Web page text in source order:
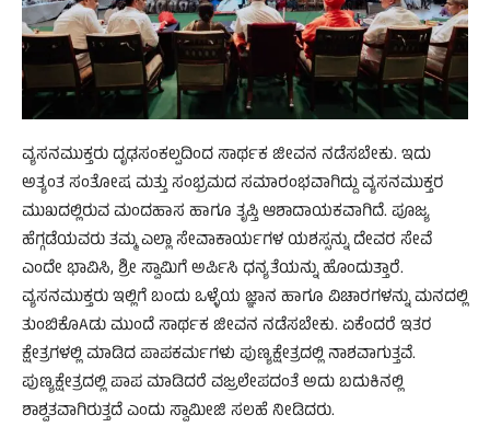
ವ್ಯಸನಮುಕ್ತರು ದೃಢಸಂಕಲ್ಪದಿಂದ ಸಾರ್ಥಕ ಜೀವನ ನಡೆಸಬೇಕು. ಇದು
ಅತ್ಯಂತ ಸಂತೋಷ ಮತ್ತು ಸಂಭ್ರಮದ ಸಮಾರಂಭವಾಗಿದ್ದು ವ್ಯಸನಮುಕ್ತರ
ಮುಖದಲ್ಲಿರುವ ಮಂದಹಾಸ ಹಾಗೂ ತೃಪ್ತಿ ಆಶಾದಾಯಕವಾಗಿದೆ. ಪೂಜ್ಯ
ಹೆಗ್ಗಡೆಯವರು ತಮ್ಮ ಎಲ್ಲಾ ಸೇವಾಕಾರ್ಯಗಳ ಯಶಸ್ಸನ್ನು ದೇವರ ಸೇವೆ
ಎಂದೇ ಭಾವಿಸಿ, ಶ್ರೀ ಸ್ವಾಮಿಗೆ ಅರ್ಪಿಸಿ ಧನ್ಯತೆಯನ್ನು ಹೊಂದುತ್ತಾರೆ.
ವ್ಯಸನಮುಕ್ತರು ಇಲ್ಲಿಗೆ ಬಂದು ಒಳ್ಳೆಯ ಜ್ಞಾನ ಹಾಗೂ ವಿಚಾರಗಳನ್ನು ಮನದಲ್ಲಿ
ತುಂಬಿಕೊAಡು ಮುಂದೆ ಸಾರ್ಥಕ ಜೀವನ ನಡೆಸಬೇಕು. ಏಕೆಂದರೆ ಇತರ
ಕ್ಷೇತ್ರಗಳಲ್ಲಿ ಮಾಡಿದ ಪಾಪಕರ್ಮಗಳು ಪುಣ್ಯಕ್ಷೇತ್ರದಲ್ಲಿ ನಾಶವಾಗುತ್ತವೆ.
ಪುಣ್ಯಕ್ಷೇತ್ರದಲ್ಲಿ ಪಾಪ ಮಾಡಿದರೆ ವಜ್ರಲೇಪದಂತೆ ಅದು ಬದುಕಿನಲ್ಲಿ
ಶಾಶ್ವತವಾಗಿರುತ್ತದೆ ಎಂದು ಸ್ವಾಮೀಜಿ ಸಲಹೆ ನೀಡಿದರು.